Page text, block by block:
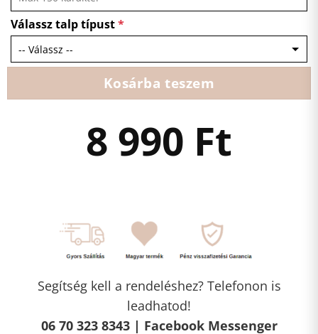
Válassz talp típust*
Kosárba teszem
8 990 Ft
Segítség kell a rendeléshez? Telefonon is
leadhatod!
06 70 323 8343 | Facebook Messenger